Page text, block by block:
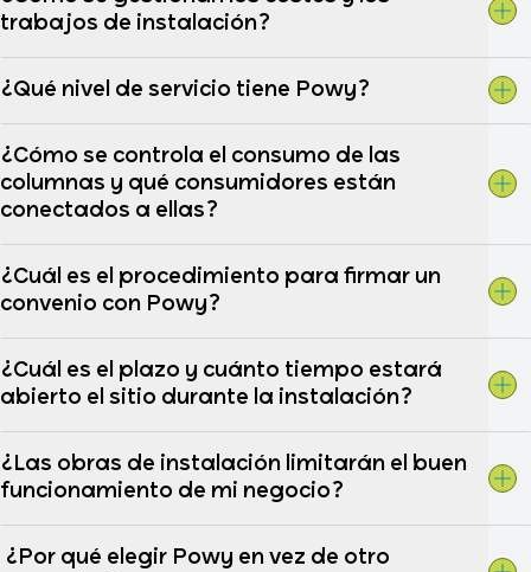
trabajos de instalación?
¿Qué nivel de servicio tiene Powy?
¿Cómo se controla el consumo de las
columnas y qué consumidores están
conectados a ellas?
¿Cuál es el procedimiento para firmar un
convenio con Powy?
¿Cuál es el plazo y cuánto tiempo estará
abierto el sitio durante la instalación?
¿Las obras de instalación limitarán el buen
funcionamiento de mi negocio?
¿Por qué elegir Powy en vez de otro